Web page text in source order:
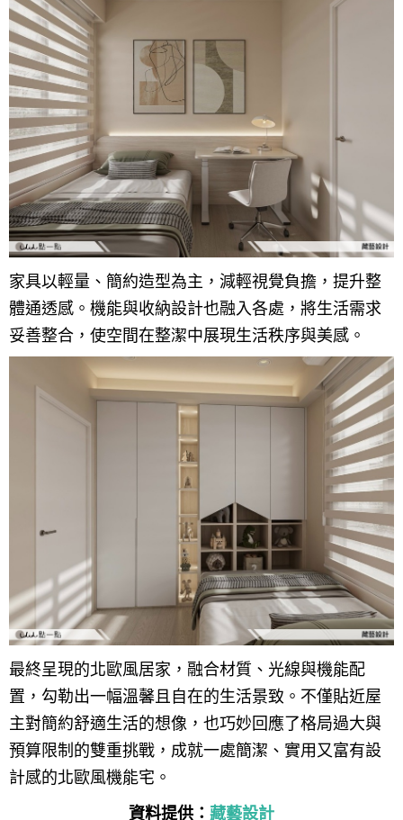
家具以輕量、簡約造型為主，減輕視覺負擔，提升整
體通透感。機能與收納設計也融入各處，將生活需求
妥善整合，使空間在整潔中展現生活秩序與美感。
最終呈現的北歐風居家，融合材質、光線與機能配
置，勾勒出一幅溫馨且自在的生活景致。不僅貼近屋
主對簡約舒適生活的想像，也巧妙回應了格局過大與
預算限制的雙重挑戰，成就一處簡潔、實用又富有設
計感的北歐風機能宅。
資料提供： 藏藝設計